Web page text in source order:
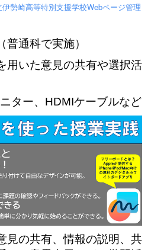
勢崎高等特別支援学校Webページ管理
通科で実施）
用いた意見の共有や選択活
ター、HDMIケーブルなど
見の共有、情報の説明、共